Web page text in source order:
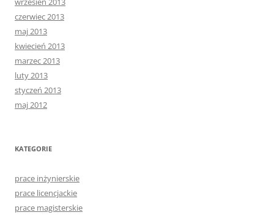
czerwiec 2013
maj 2013
kwiecień 2013
marzec 2013
luty 2013
styczeń 2013
maj 2012
KATEGORIE
prace inżynierskie
prace licencjackie
prace magisterskie